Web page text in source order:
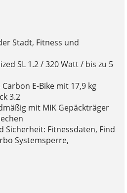
Stadt, Fitness und
SL 1.2 / 320 Watt / bis zu 5
E-Bike mit 17,9 kg
3.2
mit MIK Gepäckträger
Fitnessdaten, Find
Systemsperre,